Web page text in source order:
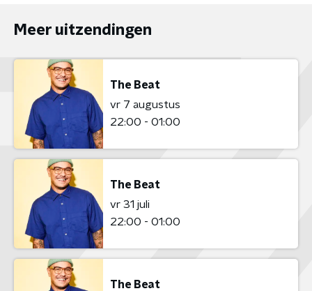
Meer uitzendingen
The Beat
vr 7 augustus
22:00 - 01:00
The Beat
vr 31 juli
22:00 - 01:00
The Beat